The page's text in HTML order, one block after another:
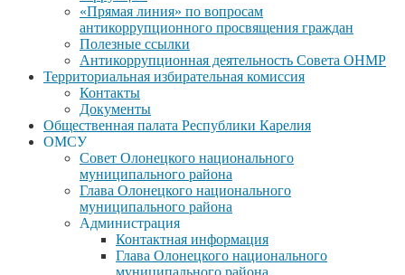
«Прямая линия» по вопросам
антикоррупционного просвящения граждан
Полезные ссылки
Антикоррупционная деятельность Совета ОНМР
Территориальная избирательная комиссия
Контакты
Документы
Общественная палата Республики Карелия
ОМСУ
Совет Олонецкого национального
муниципального района
Глава Олонецкого национального
муниципального района
Администрация
Контактная информация
Глава Олонецкого национального
муниципального района